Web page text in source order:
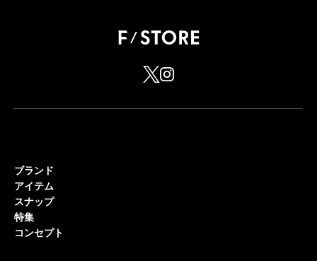
ブランド
アイテム
スナップ
特集
コンセプト